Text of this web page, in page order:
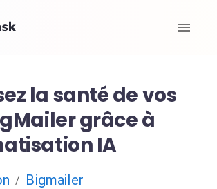
la santé de vos
grâce à
IA
/ Bigmailer